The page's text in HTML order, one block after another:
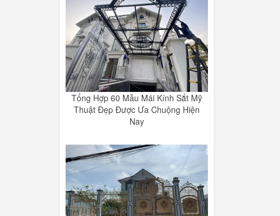
Tổng Hợp 60 Mẫu Mái Kính Sắt Mỹ
Thuật Đẹp Được Ưa Chuộng Hiện
Nay